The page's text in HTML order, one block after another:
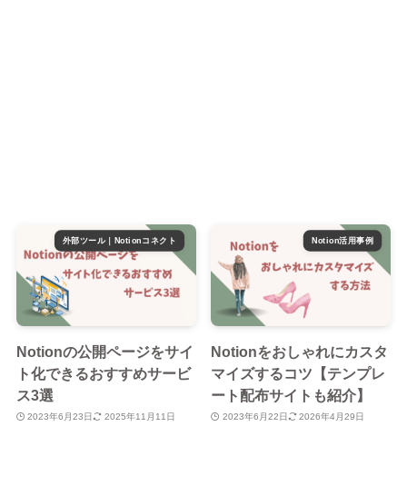
外部ツール｜Notionコネクト
Notionの公開ページをサイ
ト化できるおすすめサービ
ス3選
2023年6月23日 2025年11月11日
Notion活用事例
Notionをおしゃれにカスタ
マイズするコツ【テンプレ
ート配布サイトも紹介】
2023年6月22日 2026年4月29日